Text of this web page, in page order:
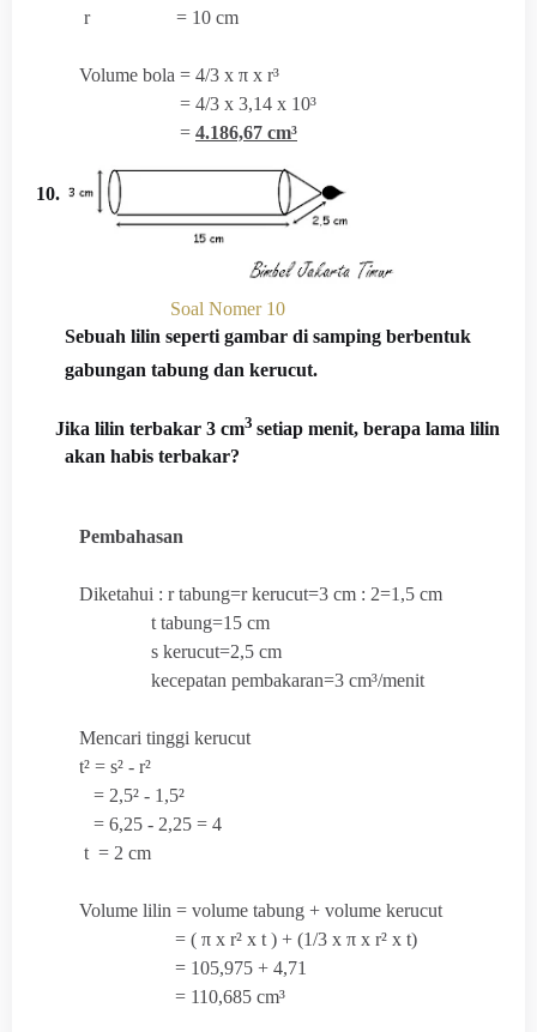
r = 10 cm
Volume bola = 4/3 x π x r³
= 4/3 x 3,14 x 10³
= 4.186,67 cm³
Soal Nomer 10
10.
Sebuah lilin seperti gambar di samping berbentuk
gabungan tabung dan kerucut.
Jika lilin terbakar 3 cm3 setiap menit, berapa lama lilin
akan habis terbakar?
Pembahasan
Diketahui : r tabung=r kerucut=3 cm : 2=1,5 cm
t tabung=15 cm
s kerucut=2,5 cm
kecepatan pembakaran=3 cm³/menit
Mencari tinggi kerucut
t² = s² - r²
= 2,5² - 1,5²
= 6,25 - 2,25 = 4
t = 2 cm
Volume lilin = volume tabung + volume kerucut
= ( π x r² x t ) + (1/3 x π x r² x t)
= 105,975 + 4,71
= 110,685 cm³